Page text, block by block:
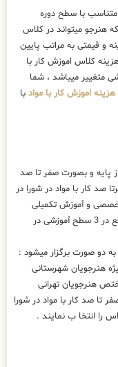
با سطح دوره
هنرجو میتواند در کلاس
و قیمتی به مراتب پایین
کلاس اموزش کار با
متغییر میباشد ، شما
هزینه اموزش کار با مواد با
پایه و بصورت صفر تا صد
صد کار با مواد در شورا در
و آموزش تکمیلی
میشود که متقاضیان با شرکت در این دوره در واقع در 3 سطح آموزشی در
دو صورت برگزار میشود :
هنرجویان شهرستانی
هنرجویان تهرانی
تا صد کار با مواد در شورا
را انتخا ب نمایند .